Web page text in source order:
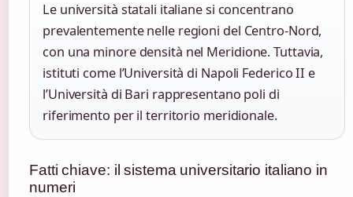
Le università statali italiane si concentrano
prevalentemente nelle regioni del Centro-Nord,
con una minore densità nel Meridione. Tuttavia,
istituti come l’Università di Napoli Federico II e
l’Università di Bari rappresentano poli di
riferimento per il territorio meridionale.
Fatti chiave: il sistema universitario italiano in
numeri